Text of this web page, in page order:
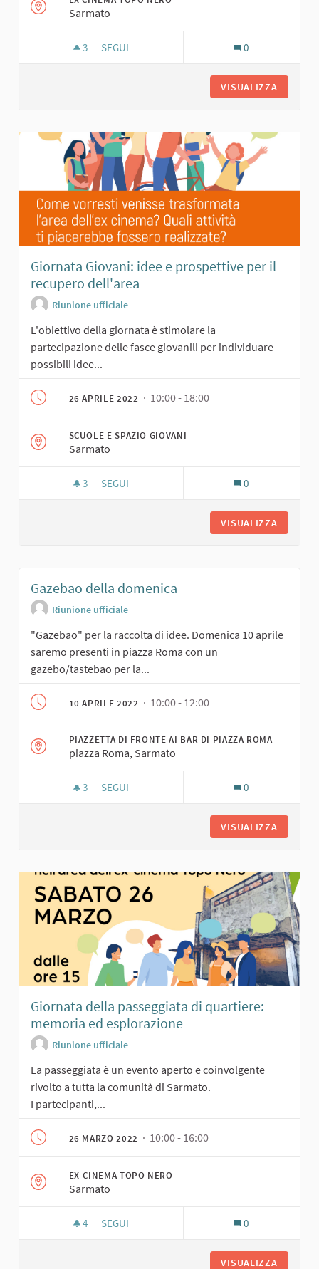
Sarmato
3 3 SOSTENITORI
SEGUI 0
VISUALIZZA
Giornata Giovani: idee e prospettive per il
recupero dell'area
Riunione ufficiale
L'obiettivo della giornata è stimolare la
partecipazione delle fasce giovanili per individuare
possibili idee...
26 APRILE 2022 · 10:00 - 18:00
SCUOLE E SPAZIO GIOVANI
Sarmato
3 3 SOSTENITORI
SEGUI 0
VISUALIZZA
Gazebao della domenica
Riunione ufficiale
"Gazebao" per la raccolta di idee. Domenica 10 aprile
saremo presenti in piazza Roma con un
gazebo/tastebao per la...
10 APRILE 2022 · 10:00 - 12:00
PIAZZETTA DI FRONTE AI BAR DI PIAZZA ROMA
piazza Roma, Sarmato
3 3 SOSTENITORI
SEGUI 0
VISUALIZZA
Giornata della passeggiata di quartiere:
memoria ed esplorazione
Riunione ufficiale
La passeggiata è un evento aperto e coinvolgente
rivolto a tutta la comunità di Sarmato.
I partecipanti,...
26 MARZO 2022 · 10:00 - 16:00
EX-CINEMA TOPO NERO
Sarmato
4 4 SOSTENITORI
SEGUI 0
VISUALIZZA